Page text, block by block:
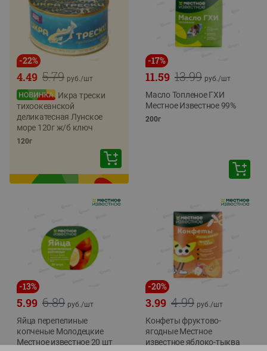
-22%
5.79
4.49 руб./шт
Икра трески
тихоокеанской
деликатесная Лунское
море 120г ж/б ключ
120г
-17%
13.99
11.59 руб./шт
Масло Топленое ГХИ
Местное Известное 99%
200г
-13%
6.89
5.99 руб./шт
Яйца перепелиные
копченые Молодецкие
Местное известное 20 шт
-20%
4.99
3.99 руб./шт
Конфеты фруктово-
ягодные Местное
известное яблоко-тыква